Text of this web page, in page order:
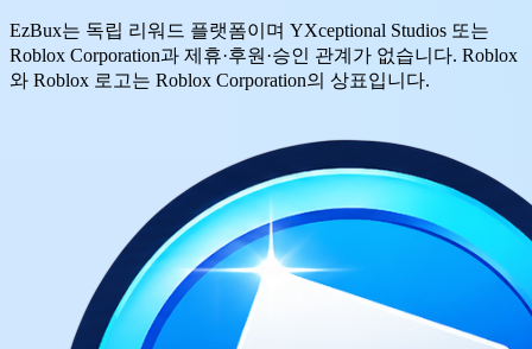
EzBux는 독립 리워드 플랫폼이며 YXceptional Studios 또는
Roblox Corporation과 제휴·후원·승인 관계가 없습니다. Roblox
와 Roblox 로고는 Roblox Corporation의 상표입니다.